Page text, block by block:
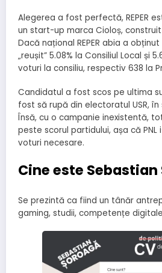
Alegerea a fost perfectă, REPER
un start-up marca Cioloș,
Dacă național REPER abia a
„reușit” 5.08% la Consiliul Local și
voturi la consiliu, respectiv 638 la
Candidatul a fost scos pe ultima
fost să rupă din electoratul USR,
Însă, cu o campanie inexistentă,
peste scorul partidului, așa că
voturi necesare.
Cine este Sebastian
Se prezintă ca fiind un tânăr
gaming, studii, competențe digitale